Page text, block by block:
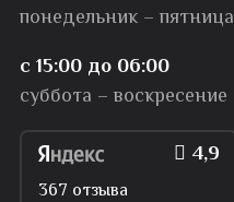
понедельник – пятница
с 15:00 до 06:00
суббота – воскресение
4,9
367 отзыва